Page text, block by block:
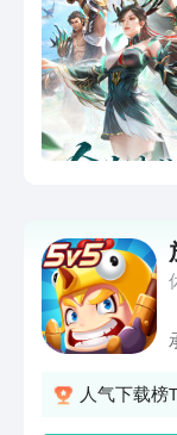
人气下载榜